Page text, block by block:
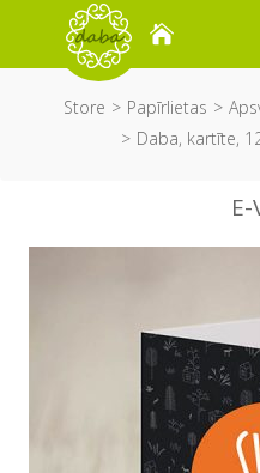
Store Papīrlietas
Daba, kartīte,